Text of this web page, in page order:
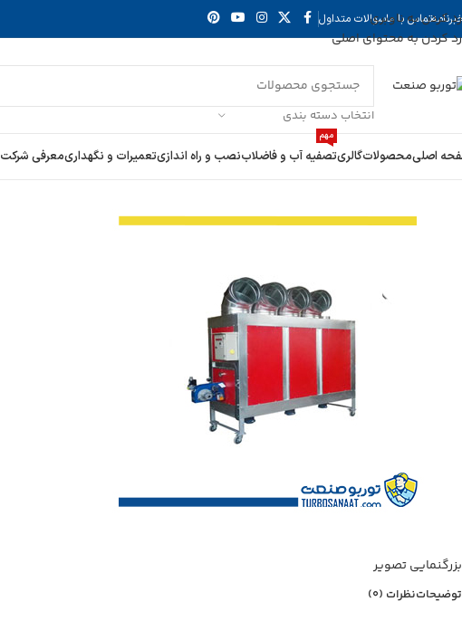
رد کردن به ناوبری
رد کردن به محتوای اصلی
تماس با ماسوالات متداول
انتخاب دسته بندی
اصلیمحصولاتگالریتصفیه آب و فاضلاب
مهم
نصب و راه اندازیتعمیرات و نگهداریمعرفی شرکت
بزرگنمایی تصویر
توضیحاتنظرات (0)